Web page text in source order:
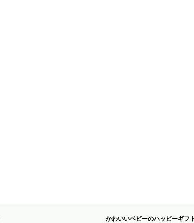
かわいいベビーのハッピーギフ